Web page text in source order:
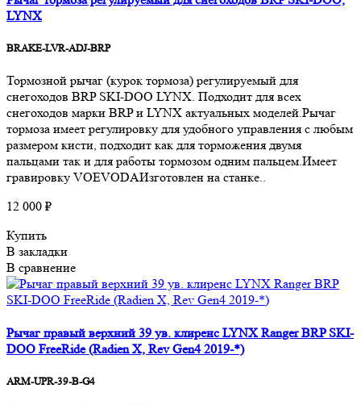
LYNX
BRAKE-LVR-ADJ-BRP
Тормозной рычаг (курок тормоза) регулируемый для
снегоходов BRP SKI-DOO LYNX. Подходит для всех
снегоходов марки BRP и LYNX актуальных моделей.Рычаг
тормоза имеет регулировку для удобного управления с любым
размером кисти, подходит как для торможения двумя
пальцами так и для работы тормозом одним пальцем.Имеет
гравировку VOEVODAИзготовлен на станке..
12 000 ₽
Купить
В закладки
В сравнение
Рычаг правый верхний 39 ув. клиренс LYNX Ranger BRP SKI-
DOO FreeRide (Radien X, Rev Gen4 2019-*)
ARM-UPR-39-B-G4